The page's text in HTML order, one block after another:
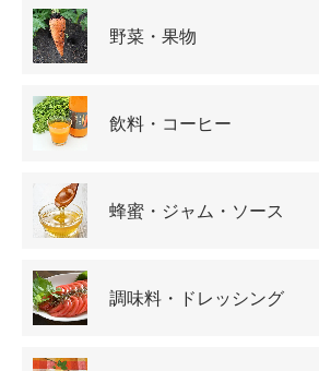
カテゴリー一覧
野菜・果物
飲料・コーヒー
蜂蜜・ジャム・ソース
調味料・ドレッシング